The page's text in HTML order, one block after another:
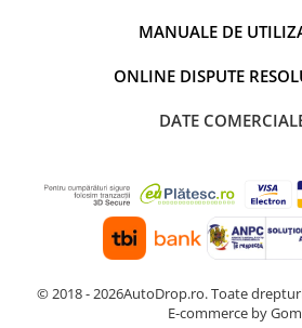
MANUALE DE
ONLINE DISPUTE
DATE
© 2018 - 2026AutoDrop.ro. Toate
E-commerce by